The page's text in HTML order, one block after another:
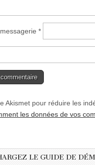
*
Akismet pour réduire les
les données de vos
LE GUIDE DE